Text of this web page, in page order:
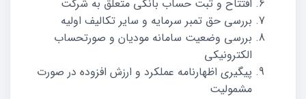
افتتاح و ثبت حساب بانکی متعلق به شرکت
بررسی حق تمبر سرمایه و سایر تکالیف اولیه
بررسی وضعیت سامانه مودیان و صورتحساب
الکترونیکی
پیگیری اظهارنامه عملکرد و ارزش افزوده در صورت
مشمولیت